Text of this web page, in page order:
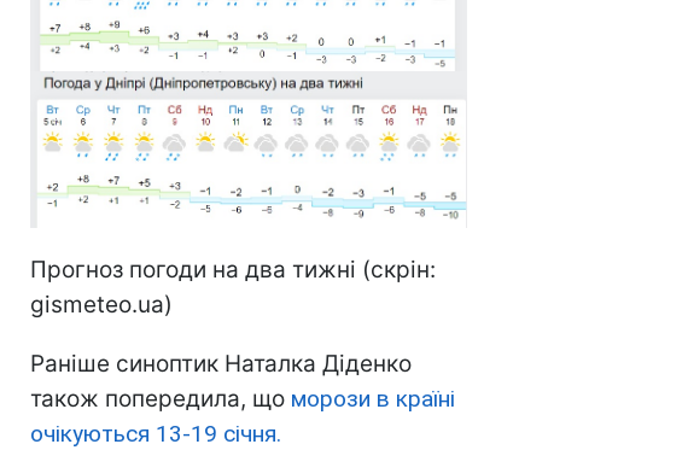
Прогноз погоди на два тижні (скрін:
gismeteo.ua)
Раніше синоптик Наталка Діденко
також попередила, що морози в країні
очікуються 13-19 січня.